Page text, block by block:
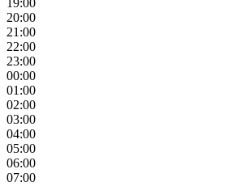
19:00
20:00
21:00
22:00
23:00
00:00
01:00
02:00
03:00
04:00
05:00
06:00
07:00